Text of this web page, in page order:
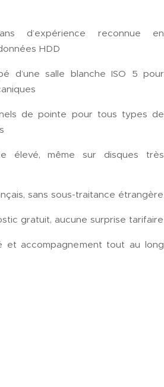
d’expérience reconnue en
HDD
d’une salle blanche ISO 5 pour
de pointe pour tous types de
élevé, même sur disques très
sans sous-traitance étrangère
gratuit, aucune surprise tarifaire
et accompagnement tout au long